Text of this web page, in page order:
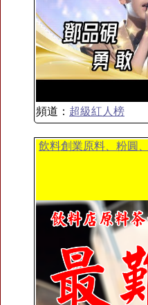
頻道： 超級紅人榜
飲料創業原料、粉圓